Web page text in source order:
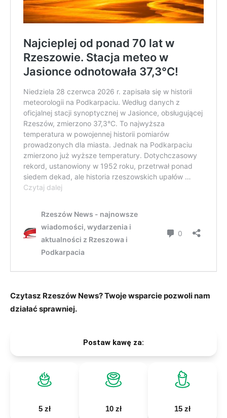
Czytasz Rzeszów News? Twoje wsparcie pozwoli nam
działać sprawniej.
Postaw kawę za:
5 zł 10 zł 15 zł